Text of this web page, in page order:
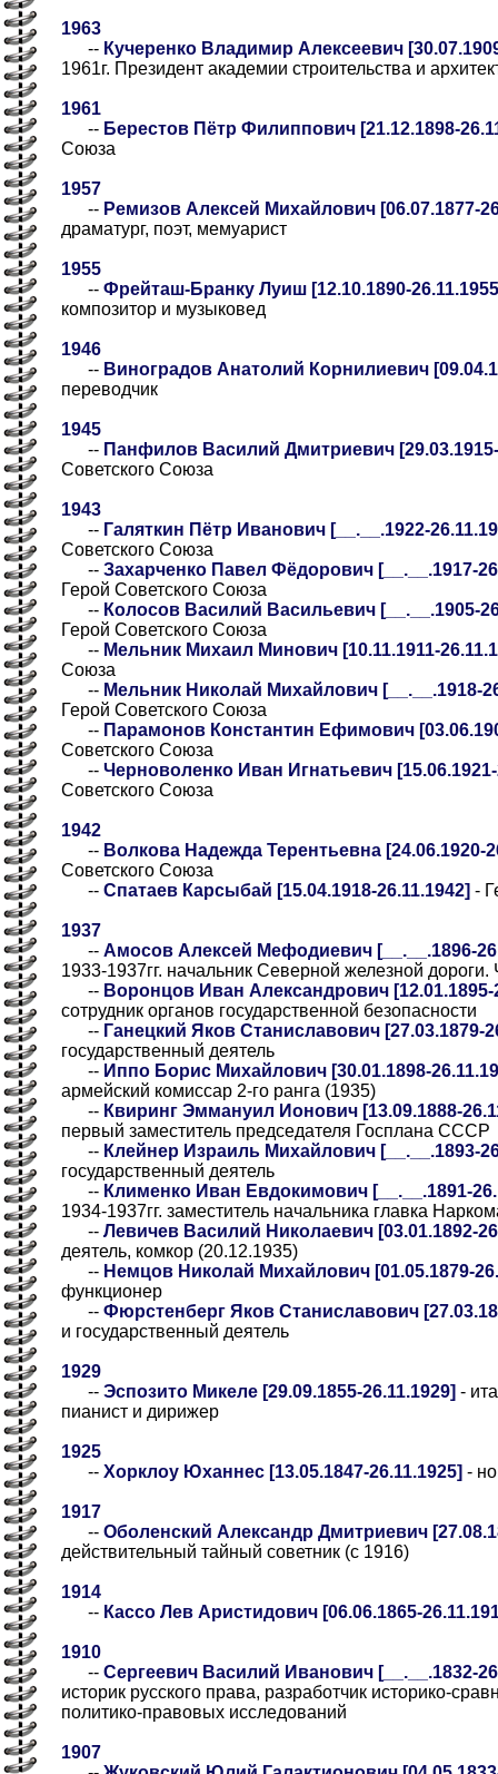
1963
-- Кучеренко Владимир Алексеевич
1961г. Президент академии строительства и
1961
-- Берестов Пётр Филиппович [21.12.1898-
Союза
1957
-- Ремизов Алексей Михайлович [06.07.1877-
драматург, поэт, мемуарист
1955
-- Фрейташ-Бранку Луиш [12.10.1890-
композитор и музыковед
1946
-- Виноградов Анатолий Корнилиевич
переводчик
1945
-- Панфилов Василий Дмитриевич [29.03.1915-
Советского Союза
1943
-- Галяткин Пётр Иванович [__.__.1922-
Советского Союза
-- Захарченко Павел Фёдорович [__.__.1917-
Герой Советского Союза
-- Колосов Василий Васильевич [__.__.1905-
Герой Советского Союза
-- Мельник Михаил Минович [10.11.1911-
Союза
-- Мельник Николай Михайлович [__.__.1918-
Герой Советского Союза
-- Парамонов Константин Ефимович
Советского Союза
-- Черноволенко Иван Игнатьевич [15.06.1921-
Советского Союза
1942
-- Волкова Надежда Терентьевна [24.06.1920-
Советского Союза
-- Спатаев Карсыбай [15.04.1918-26.11.1942] -
1937
-- Амосов Алексей Мефодиевич [__.__.1896-
1933-1937гг. начальник Северной железной
-- Воронцов Иван Александрович [12.01.1895-
сотрудник органов государственной безопасности
-- Ганецкий Яков Станиславович [27.03.1879-
государственный деятель
-- Иппо Борис Михайлович [30.01.1898-
армейский комиссар 2-го ранга (1935)
-- Квиринг Эммануил Ионович [13.09.1888-
первый заместитель председателя Госплана СССР
-- Клейнер Израиль Михайлович [__.__.1893-
государственный деятель
-- Клименко Иван Евдокимович [__.__.1891-
1934-1937гг. заместитель начальника главка
-- Левичев Василий Николаевич [03.01.1892-
деятель, комкор (20.12.1935)
-- Немцов Николай Михайлович [01.05.1879-
функционер
-- Фюрстенберг Яков Станиславович
и государственный деятель
1929
-- Эспозито Микеле [29.09.1855-26.11.1929] -
пианист и дирижер
1925
-- Хорклоу Юханнес [13.05.1847-26.11.1925] -
1917
-- Оболенский Александр Дмитриевич
действительный тайный советник (с 1916)
1914
-- Кассо Лев Аристидович [06.06.1865-
1910
-- Сергеевич Василий Иванович [__.__.1832-
историк русского права, разработчик историко-
политико-правовых исследований
1907